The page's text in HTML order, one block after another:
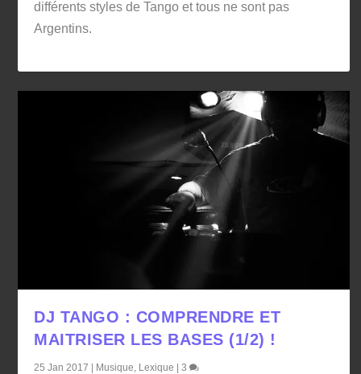
différents styles de Tango et tous ne sont pas
Argentins.
DJ TANGO : COMPRENDRE ET
MAITRISER LES BASES (1/2) !
25 Jan 2017 | Musique, Lexique |3